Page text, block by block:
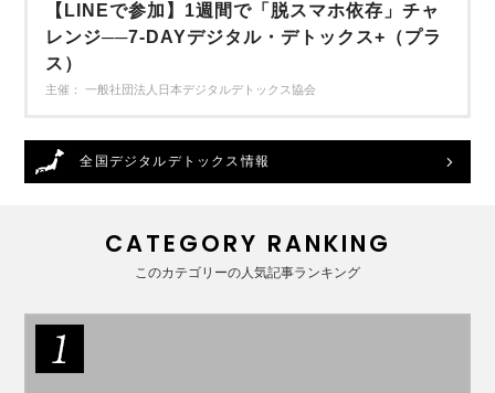
【LINEで参加】1週間で「脱スマホ依存」チャ
レンジ──7-DAYデジタル・デトックス+（プラ
ス）
主催： 一般社団法人日本デジタルデトックス協会
全国デジタルデトックス情報
CATEGORY RANKING
このカテゴリーの人気記事ランキング